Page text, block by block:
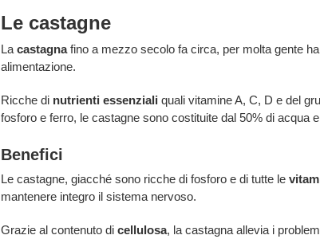
Le castagne
La castagnafino a mezzo secolo fa circa, per molta gente
alimentazione.
Ricche di nutrienti essenziali quali vitamine A, C, D e del
fosforo e ferro, le castagne sono costituite dal 50% di acqua
Benefici
Le castagne, giacché sono ricche di fosforo e di tutte le
mantenere integro il sistema nervoso.
Grazie al contenuto dicellulosa, la castagna allevia i